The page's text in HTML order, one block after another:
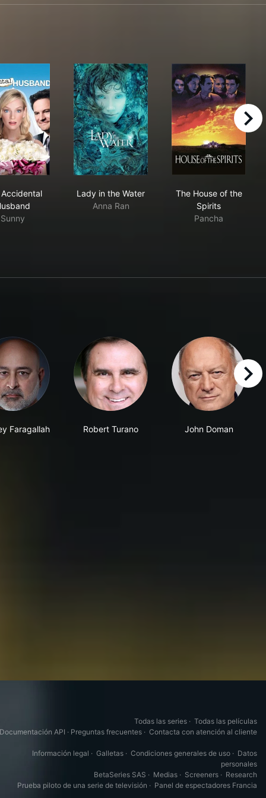
Sunny
Lady in the Water
Anna Ran
The House of the
Spirits
Pancha
right
Faragallah Robert Turano John Doman
right
Todas las series · Todas las películas
Documentación API · Preguntas frecuentes · Contacta con atención al cliente
Información legal · Galletas · Condiciones generales de uso · Datos
personales
BetaSeries SAS · Medias · Screeners · Research
Prueba piloto de una serie de televisión · Panel de espectadores Francia